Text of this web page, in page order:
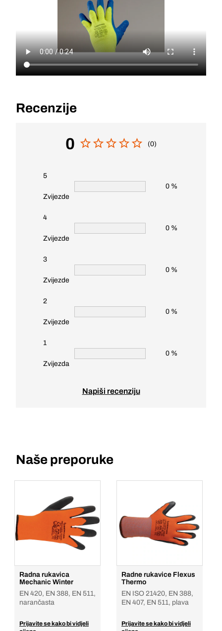
Recenzije
0 (0)
5
Zvijezde
0 %
4
Zvijezde
0 %
3
Zvijezde
0 %
2
Zvijezde
0 %
1
Zvijezda
0 %
Napiši recenziju
Naše preporuke
Radna rukavica
Mechanic Winter
EN 420, EN 388, EN 511,
narančasta
Prijavite se kako bi vidjeli
Radne rukavice Flexus
Thermo
EN ISO 21420, EN 388,
EN 407, EN 511, plava
Prijavite se kako bi vidjeli